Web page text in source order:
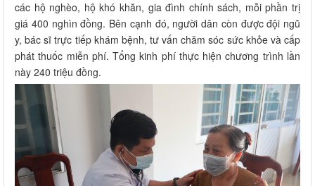
các hộ nghèo, hộ khó khăn, gia đình chính sách, mỗi phần trị
giá 400 nghìn đồng. Bên cạnh đó, người dân còn được đội ngũ
y, bác sĩ trực tiếp khám bệnh, tư vấn chăm sóc sức khỏe và cấp
phát thuốc miễn phí. Tổng kinh phí thực hiện chương trình lần
này 240 triệu đồng.